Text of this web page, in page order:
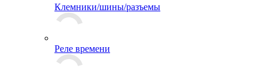
Клемники/шины/разъемы
Реле времени